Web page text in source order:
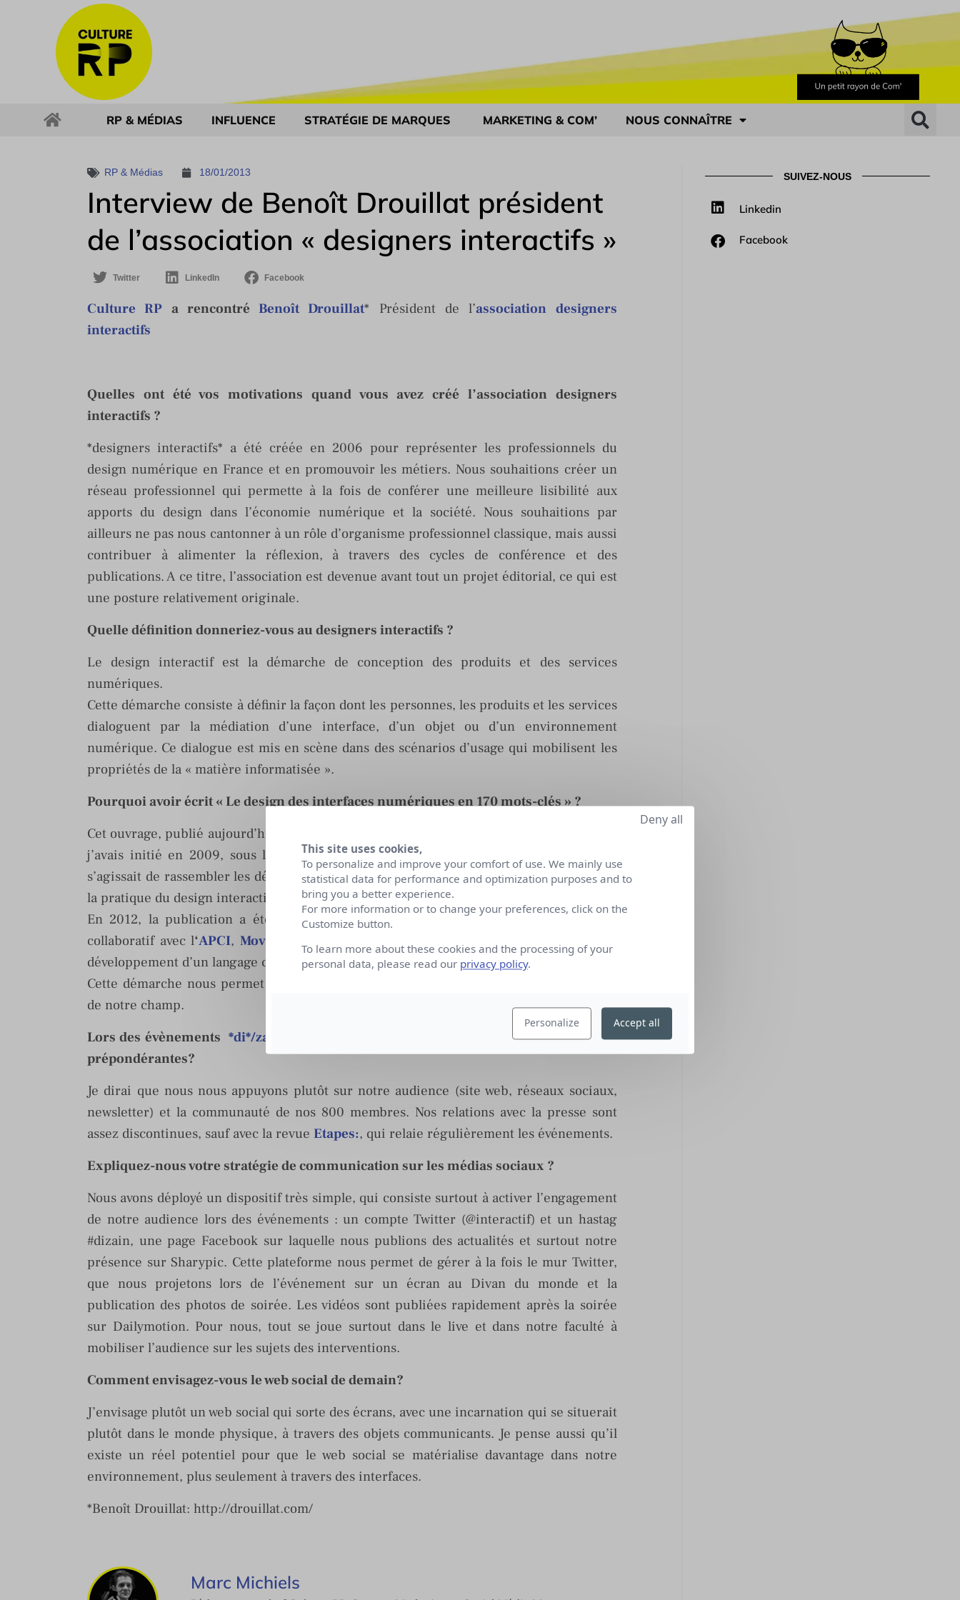
RP & MÉDIAS INFLUENCE STRATÉGIE DE MARQUES MARKETING & COM’ NOUS CONNAÎTRE
RP & Médias 18/01/2013
Interview de Benoît Drouillat président
de l’association « designers interactifs »
Twitter LinkedIn Facebook
Culture RP a rencontréBenoît Drouillat* Président de l’association designers
interactifs
Quelles ont été vos motivations quand vous avez créé l’association designers
interactifs ?
*designers interactifs* a été créée en 2006 pour représenter les professionnels du
design numérique en France et en promouvoir les métiers. Nous souhaitions créer un
réseau professionnel qui permette à la fois de conférer une meilleure lisibilité aux
apports du design dans l’économie numérique et la société. Nous souhaitions par
ailleurs ne pas nous cantonner à un rôle d’organisme professionnel classique, mais aussi
contribuer à alimenter la réflexion, à travers des cycles de conférence et des
publications. A ce titre, l’association est devenue avant tout un projet éditorial, ce qui est
une posture relativement originale.
Quelle définition donneriez-vous au designers interactifs ?
Le design interactif est la démarche de conception des produits et des services
numériques.
Cette démarche consiste à définir la façon dont les personnes, les produits et les services
dialoguent par la médiation d’une interface, d’un objet ou d’un environnement
numérique. Ce dialogue est mis en scène dans des scénarios d’usage qui mobilisent les
propriétés de la « matière informatisée ».
Pourquoi avoir écrit « Le design des interfaces numériques en 170 mots-clés » ?
Cet ouvrage, publié aujourd’hui chez
j’avais initié en 2009, sous la forme d’un Petit dictionnaire du design numérique. Il
s’agissait de rassembler les définitions des termes spécifiques que nous mobilisons dans
la pratique du design interactif et plus largement notre culture numérique.
En 2012, la publication a été augmenté de 50 définitions, réalisées lors d’un projet
collaboratif avec l‘APCI,Mov’eo Systematic
. L’objectif est dès lors de permettre le
développement d’un langage commun entre designers, ingénieurs, marketeurs…
Cette démarche nous permet de réfléchir véritablement sur la terminologie spécifique
de notre champ.
Lors des évènements *di*/zaïn #
: Interaction(s) est-ce que les relations presse sont
prépondérantes?
Je dirai que nous nous appuyons plutôt sur notre audience (site web, réseaux sociaux,
newsletter) et la communauté de nos 800 membres. Nos relations avec la presse sont
assez discontinues, sauf avec la revue Etapes:, qui relaie régulièrement les événements.
Expliquez-nous votre stratégie de communication sur les médias sociaux ?
Nous avons déployé un dispositif très simple, qui consiste surtout à activer l’engagement
de notre audience lors des événements : un compte Twitter (@interactif) et un hastag
#dizain, une page Facebook sur laquelle nous publions des actualités et surtout notre
présence sur Sharypic. Cette plateforme nous permet de gérer à la fois le mur Twitter,
que nous projetons lors de l’événement sur un écran au Divan du monde et la
publication des photos de soirée. Les vidéos sont publiées rapidement après la soirée
sur Dailymotion. Pour nous, tout se joue surtout dans le live et dans notre faculté à
mobiliser l’audience sur les sujets des interventions.
Comment envisagez-vous le web social de demain?
J’envisage plutôt un web social qui sorte des écrans, avec une incarnation qui se situerait
plutôt dans le monde physique, à travers des objets communicants. Je pense aussi qu’il
existe un réel potentiel pour que le web social se matérialise davantage dans notre
environnement, plus seulement à travers des interfaces.
*Benoît Drouillat: http://drouillat.com/
Marc Michiels
SUIVEZ-NOUS
Linkedin
Facebook
This site uses cookies,
To personalize and improve your comfort of use. We mainly use
statistical data for performance and optimization purposes and to
bring you a better experience.
For more information or to change your preferences, click on the
Customize button.
To learn more about these cookies and the processing of your
personal data, please read our privacy policy.
Personalize
Deny all
Accept all